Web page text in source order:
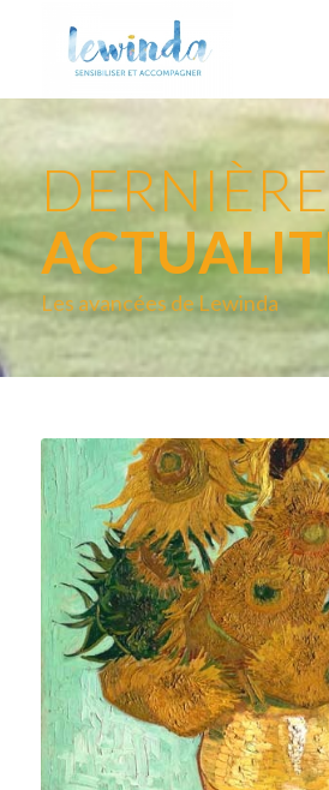
Les avancées de Lewinda